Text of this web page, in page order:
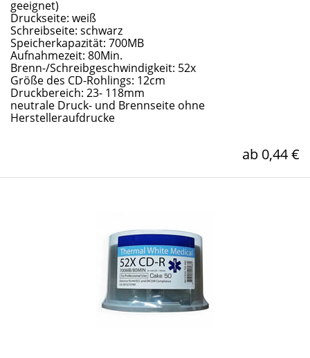
geeignet)
Druckseite: weiß
Schreibseite: schwarz
Speicherkapazität: 700MB
Aufnahmezeit: 80Min.
Brenn-/Schreibgeschwindigkeit: 52x
Größe des CD-Rohlings: 12cm
Druckbereich: 23- 118mm
neutrale Druck- und Brennseite ohne
Herstelleraufdrucke
ab 0,44 €